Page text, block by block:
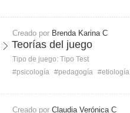
Creado por Brenda Karina C
Teorías del juego
Tipo de juego: Tipo Test
#psicología #pedagogía #etiología
Creado por Claudia Verónica C